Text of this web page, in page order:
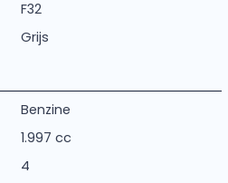
F32
Grijs
Benzine
1.997 cc
4